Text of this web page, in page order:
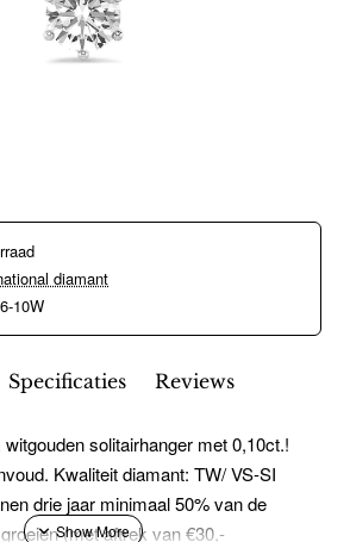
diamant
10W
Specificaties Reviews
solitairhanger met 0,10ct.!
Kwaliteit diamant: TW/ VS-SI
drie jaar minimaal 50% van de
(met aftrek van €30,-